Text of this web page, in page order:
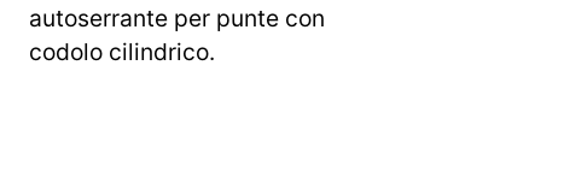
autoserrante per punte con
codolo cilindrico.